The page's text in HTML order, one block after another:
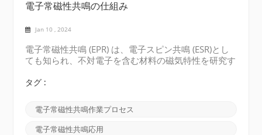
電子常磁性共鳴の仕組み
Jan 10 , 2024
電子常磁性共鳴 (EPR) は、電子スピン共鳴 (ESR)とし
ても知られ、不対電子を含む材料の磁気特性を研究す
のように機能するかを簡単に説明します。 不対電子:
対電子を持っています。これらの不対電子は固有の磁
気特性を持っています。 外部磁場: 強力な静磁場が
研究対象のサンプルに適用されます。この磁場は、サ
タグ :
電子常磁性共鳴作業プロセス
電子常磁性共鳴応用